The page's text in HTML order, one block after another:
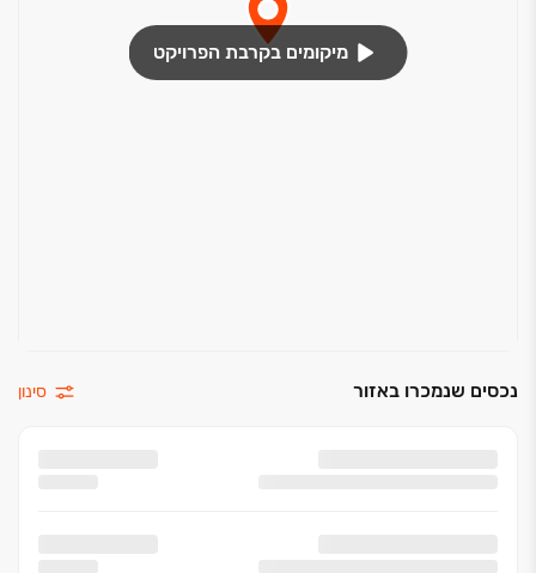
מיקומים בקרבת הפרויקט
נכסים שנמכרו באזור סינון